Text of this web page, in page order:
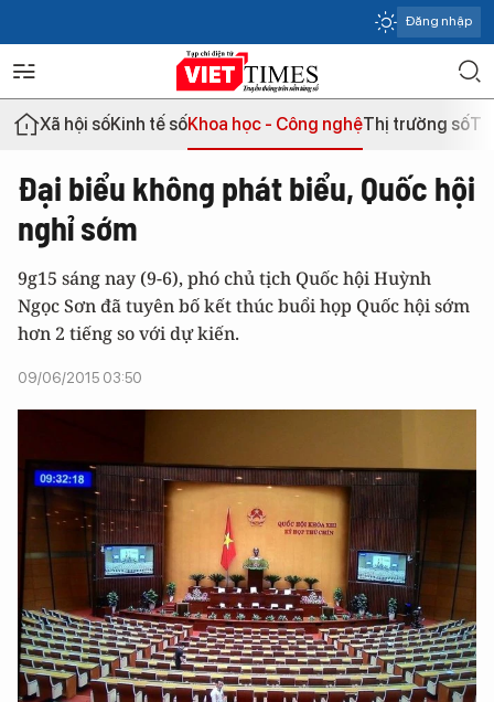
Đăng nhập
Xã hội sốKinh tế sốKhoa học - Công nghệThị trường số
Đại biểu không phát biểu, Quốc hội
nghỉ sớm
9g15 sáng nay (9-6), phó chủ tịch Quốc hội Huỳnh
Ngọc Sơn đã tuyên bố kết thúc buổi họp Quốc hội sớm
hơn 2 tiếng so với dự kiến.
09/06/2015 03:50